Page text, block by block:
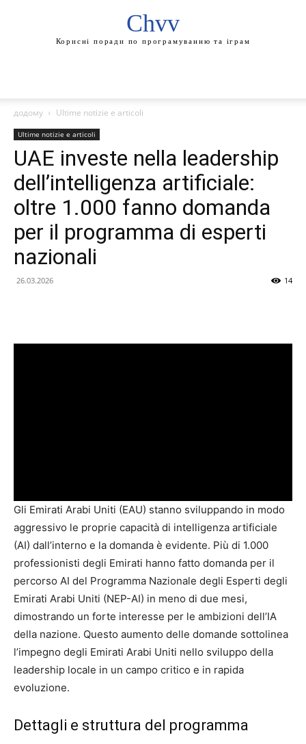
Chvv
Корисні поради по програмуванню та іграм
додому Ultime notizie e articoli
Ultime notizie e articoli
UAE investe nella leadership
dell’intelligenza artificiale:
oltre 1.000 fanno domanda
per il programma di esperti
nazionali
26.03.2026 14
Gli Emirati Arabi Uniti (EAU) stanno sviluppando in modo
aggressivo le proprie capacità di intelligenza artificiale
(AI) dall’interno e la domanda è evidente. Più di 1.000
professionisti degli Emirati hanno fatto domanda per il
percorso AI del Programma Nazionale degli Esperti degli
Emirati Arabi Uniti (NEP-AI) in meno di due mesi,
dimostrando un forte interesse per le ambizioni dell’IA
della nazione. Questo aumento delle domande sottolinea
l’impegno degli Emirati Arabi Uniti nello sviluppo della
leadership locale in un campo critico e in rapida
evoluzione.
Dettagli e struttura del programma